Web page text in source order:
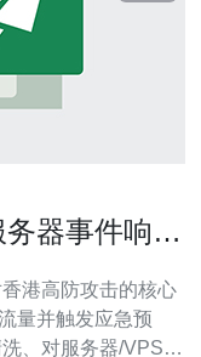
器事件响应
港高防攻击的核心
量并触发应急预
、对服务器/VPS和